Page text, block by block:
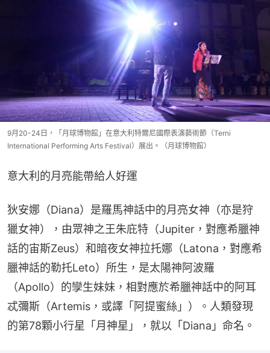
9月20-24日，「月球博物館」在意大利特爾尼國際表演藝術節（Terni
International Performing Arts Festival）展出。（月球博物館）
意大利的月亮能帶給人好運
狄安娜（Diana）是羅馬神話中的月亮女神（亦是狩
獵女神），由眾神之王朱庇特（Jupiter，對應希臘神
話的宙斯Zeus）和暗夜女神拉托娜（Latona，對應希
臘神話的勒托Leto）所生，是太陽神阿波羅
（Apollo）的孿生妹妹，相對應於希臘神話中的阿耳
忒彌斯（Artemis，或譯「阿提蜜絲」）。人類發現
的第78顆小行星「月神星」，就以「Diana」命名。